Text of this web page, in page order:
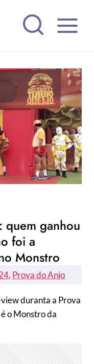
quem ganhou
foi a
Monstro
, Prova do Anjo
duranta a Prova
o Monstro da